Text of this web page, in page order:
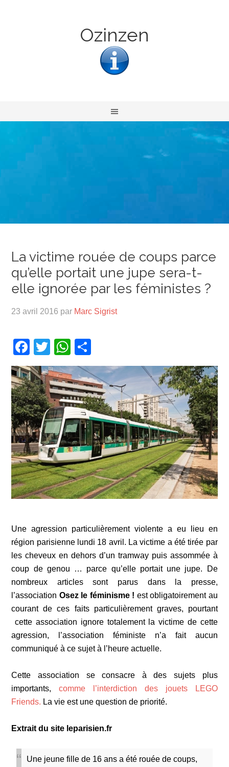
Ozinzen
La victime rouée de coups parce
qu’elle portait une jupe sera-t-
elle ignorée par les féministes ?
23 avril 2016 par Marc Sigrist
Facebook
TwitterWhatsApp
Une agression particulièrement violente a eu lieu en
région parisienne lundi 18 avril. La victime a été tirée par
les cheveux en dehors d’un tramway puis assommée à
coup de genou … parce qu’elle portait une jupe. De
nombreux articles sont parus dans la presse,
l’association Osez le féminisme ! est obligatoirement au
courant de ces faits particulièrement graves, pourtant
cette association ignore totalement la victime de cette
agression, l’association féministe n’a fait aucun
communiqué à ce sujet à l’heure actuelle.
Cette association se consacre à des sujets plus
importants,comme l’interdiction des jouets LEGO
Friends. La vie est une question de priorité.
Extrait du site leparisien.fr
Une jeune fille de 16 ans a été rouée de coups,